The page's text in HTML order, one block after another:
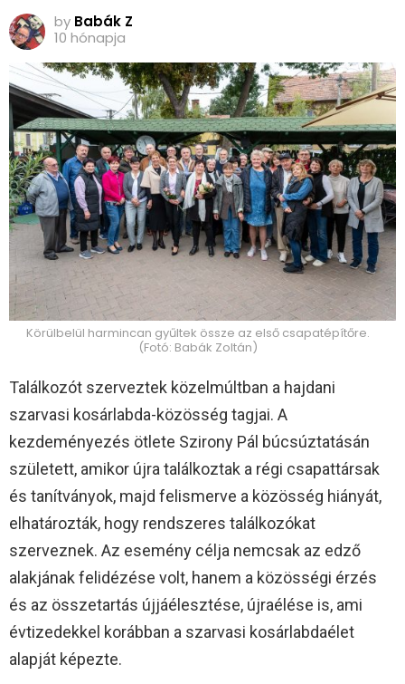
by Babák Z
10 hónapja
Körülbelül harmincan gyűltek össze az első csapatépítőre.
(Fotó: Babák Zoltán)
Találkozót szerveztek közelmúltban a hajdani
szarvasi kosárlabda-közösség tagjai. A
kezdeményezés ötlete Szirony Pál búcsúztatásán
született, amikor újra találkoztak a régi csapattársak
és tanítványok, majd felismerve a közösség hiányát,
elhatározták, hogy rendszeres találkozókat
szerveznek. Az esemény célja nemcsak az edző
alakjának felidézése volt, hanem a közösségi érzés
és az összetartás újjáélesztése, újraélése is, ami
évtizedekkel korábban a szarvasi kosárlabdaélet
alapját képezte.